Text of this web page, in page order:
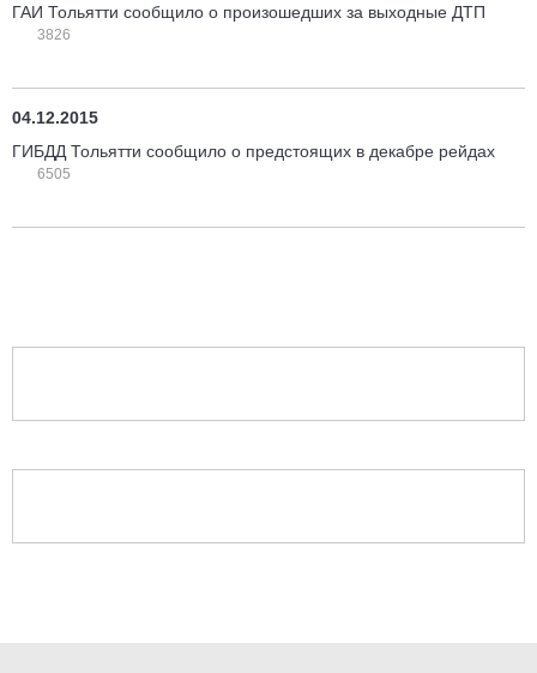
ГАИ Тольятти сообщило о произошедших за выходные ДТП
3826
04.12.2015
ГИБДД Тольятти сообщило о предстоящих в декабре рейдах
6505